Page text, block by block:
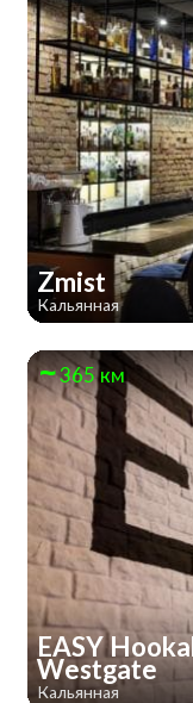
Zmist
Кальянная
365 км
EASY
Westgate
Кальянная